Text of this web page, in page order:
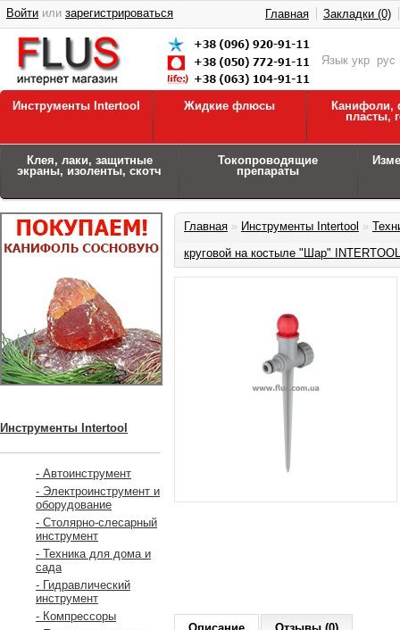
Язык укр рус
Войти или зарегистрироваться Главная Закладки (0)
Инструменты Intertool Жидкие флюсы
Канифоли,
пласты,
Клея, лаки, защитные
экраны, изоленты, скотч
Токопроводящие
препараты
Инструменты Intertool
- Автоинструмент
- Электроинструмент и
оборудование
- Столярно-слесарный
инструмент
- Техника для дома и
сада
- Гидравлический
инструмент
- Компрессоры
Главная » Инструменты Intertool »
круговой на костыле "Шар"